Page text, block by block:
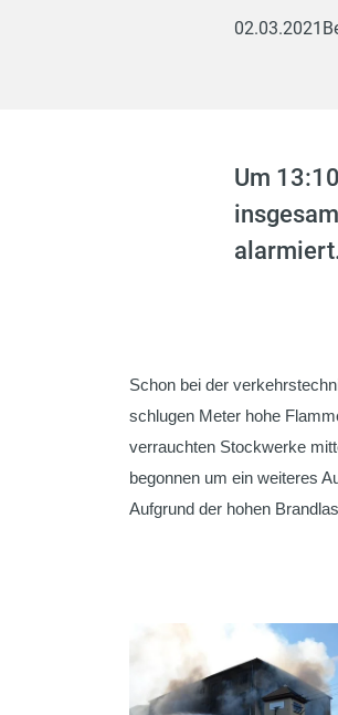
02.03.2021
Um
Schon bei der
schlugen Meter hohe
verrauchten Stockwerke
begonnen um ein weiteres
Aufgrund der hohen